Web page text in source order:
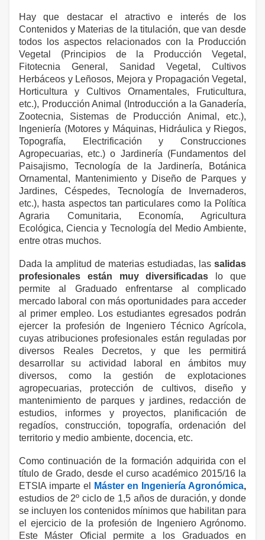
Hay que destacar el atractivo e interés de los
Contenidos y Materias de la titulación, que van desde
todos los aspectos relacionados con
la Producción
Vegetal
(Principios de la Producción Vegetal ,
Fitotecnia General, Sanidad Vegetal, Cultivos
Herbáceos y Leñosos, Mejora y Propagación Vegetal,
Horticultura y Cultivos Ornamentales, Fruticultura,
etc.), Producción Animal (Introducción a la Ganadería,
Zootecnia, Sistemas de Producción Animal, etc.),
Ingeniería (Motores y Máquinas, Hidráulica y Riegos,
Topografía, Electrificación y Construcciones
Agropecuarias, etc.) o Jardinería (Fundamentos del
Paisajismo, Tecnología de
la Jardinería, Botánica
Ornamental, Mantenimiento y Diseño de Parques y
Jardines, Céspedes, Tecnología de Invernaderos,
etc.), hasta aspectos tan particulares como la Política
Agraria Comunitaria, Economía, Agricultura
Ecológica, Ciencia y Tecnología del Medio Ambiente,
entre otras muchos.
Dada la amplitud de materias estudiadas, las salidas
profesionales están muy diversificadas lo que
permite al Graduado enfrentarse al complicado
mercado laboral con más oportunidades para acceder
al primer empleo. Los estudiantes egresados podrán
ejercer la profesión de Ingeniero Técnico Agrícola,
cuyas atribuciones profesionales están reguladas por
diversos Reales Decretos, y que les permitirá
desarrollar su actividad laboral en ámbitos muy
diversos, como la gestión de explotaciones
agropecuarias, protección de cultivos, diseño y
mantenimiento de parques y jardines, redacción de
estudios, informes y proyectos, planificación de
regadíos, construcción, topografía, ordenación del
territorio y medio ambiente, docencia, etc.
Como continuación de la formación adquirida con el
título de Grado, desde el curso académico 2015/16 la
ETSIA imparte el Máster en Ingeniería Agronómica,
estudios de 2º ciclo de 1,5 años de duración, y donde
se incluyen los contenidos mínimos que habilitan para
el ejercicio de la profesión de Ingeniero Agrónomo.
Este Máster Oficial permite a los Graduados en